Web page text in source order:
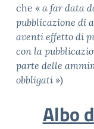
che « a far data
pubblicazione di
aventi effetto di
con la
parte delle
obbligati »)
Albo